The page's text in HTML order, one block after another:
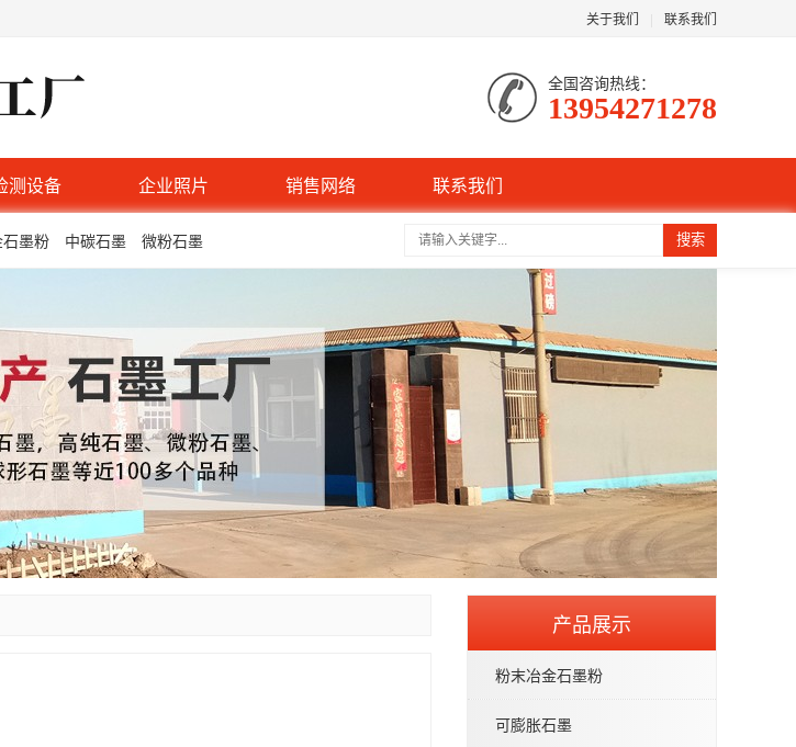
关于我们 联系我们
全国咨询热线：
13954271278
测设备 企业照片 销售网络 联系我们
墨粉 中碳石墨 微粉石墨 搜索
产品展示
粉末冶金石墨粉
可膨胀石墨